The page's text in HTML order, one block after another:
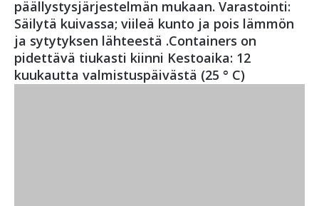
päällystysjärjestelmän mukaan. Varastointi:
Säilytä kuivassa; viileä kunto ja pois lämmön
ja sytytyksen lähteestä .Containers on
pidettävä tiukasti kiinni Kestoaika: 12
kuukautta valmistuspäivästä (25 ° C)